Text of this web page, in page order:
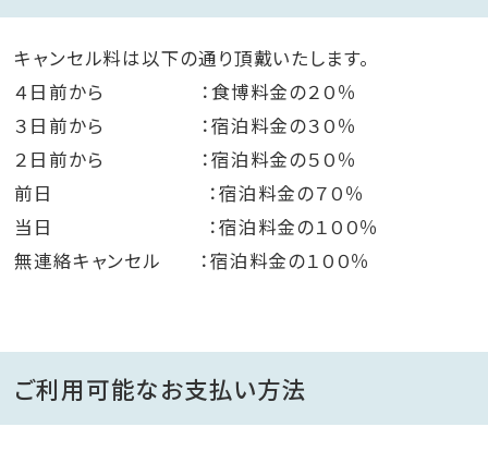
キャンセル料は以下の通り頂戴いたします。
４日前から ：食博料金の２０％
３日前から ：宿泊料金の３０％
２日前から ：宿泊料金の５０％
前日 ：宿泊料金の７０％
当日 ：宿泊料金の１００％
無連絡キャンセル ：宿泊料金の１００％
ご利用可能なお支払い方法